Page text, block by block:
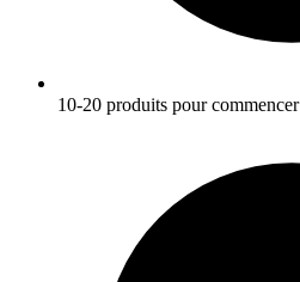
10-20 produits pour commencer